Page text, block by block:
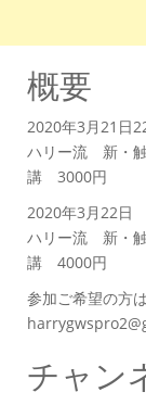
概要
2020年3月21
ハリー流 新・
講 3000円
2020年3月22
ハリー流 新・
講 4000円
参加ご希望の方
チャン